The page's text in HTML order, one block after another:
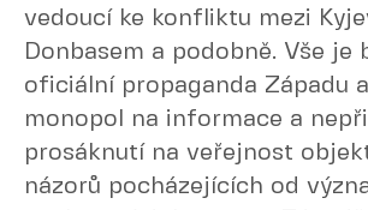
vedoucí ke konfliktu mezi
Donbasem a podobně. Vše je
oficiální propaganda Západu
monopol na informace a
prosáknutí na veřejnost
názorů pocházejících od